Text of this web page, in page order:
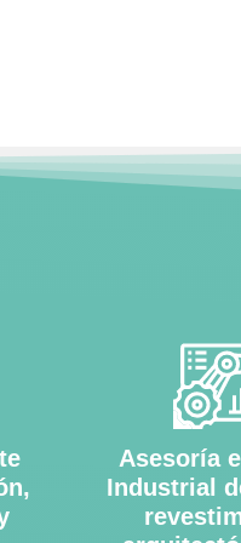
Asesoría
Industrial